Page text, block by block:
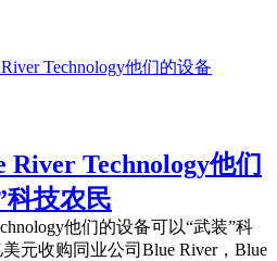
Technology他们
科技农民
他们的设备可以“武装”科
元收购同业公司Blue River，Blue